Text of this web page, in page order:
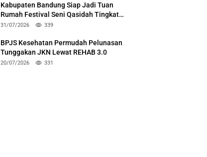
Kabupaten Bandung Siap Jadi Tuan
Rumah Festival Seni Qasidah Tingkat
Nasional
31/07/2026 339
BPJS Kesehatan Permudah Pelunasan
Tunggakan JKN Lewat REHAB 3.0
20/07/2026 331